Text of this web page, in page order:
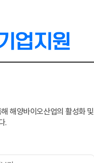
업지원
해양바이오산업의 활성화 및
.